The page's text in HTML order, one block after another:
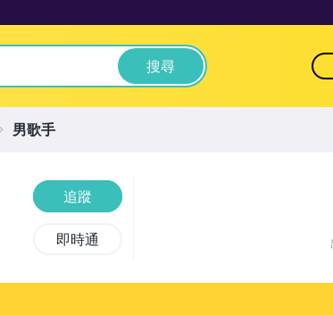
搜尋
追蹤
即時通
男歌手